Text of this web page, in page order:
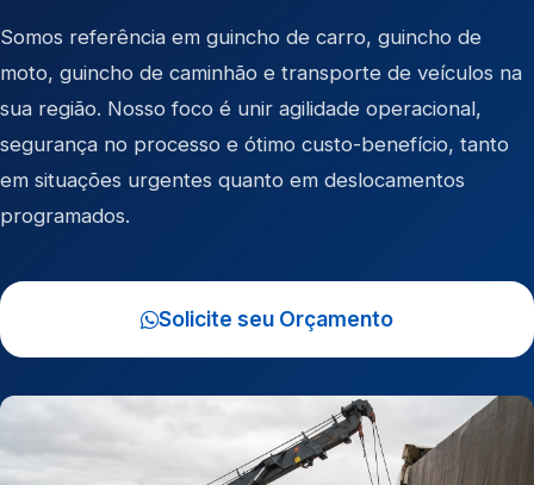
Somos referência em guincho de carro, guincho de
moto, guincho de caminhão e transporte de veículos na
sua região. Nosso foco é unir agilidade operacional,
segurança no processo e ótimo custo-benefício, tanto
em situações urgentes quanto em deslocamentos
programados.
Solicite seu Orçamento